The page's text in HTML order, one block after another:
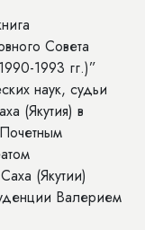
Совета
1993 гг.)”
наук, судьи
(Якутия) в
(Якутии)
Валерием